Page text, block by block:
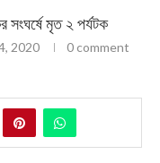
সংঘর্ষে মৃত ২ পর্যটক
2020 0 comment